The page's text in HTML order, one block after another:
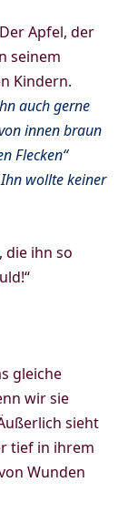
Apfel, der
seinem
Kindern.
auch gerne
innen braun
Flecken“
wollte keiner
die ihn so
gleiche
wir sie
sieht
tief in ihrem
Wunden